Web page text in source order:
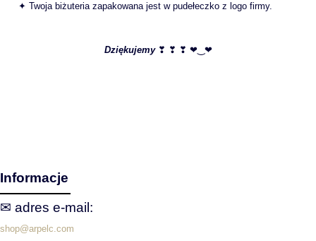
✦ Twoja biżuteria zapakowana jest w pudełeczko z logo firmy.
Dziękujemy❣ ❣ ❣ ❤‿❤
Informacje
✉ adres e‑mail:
shop@arpelc.com